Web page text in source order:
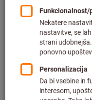
Kliknite za povečavo slike